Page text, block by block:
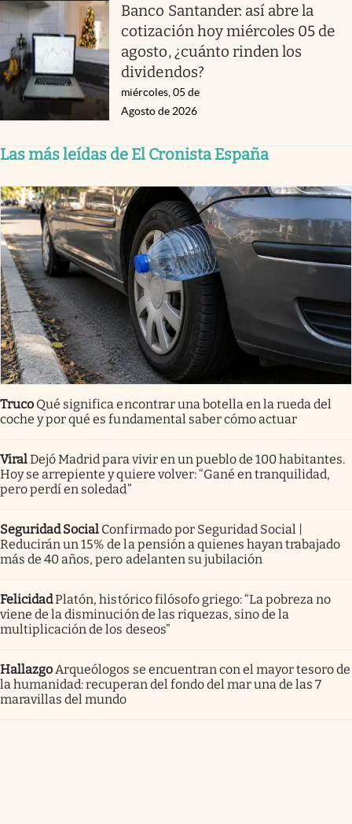
Banco Santander: así abre la
cotización hoy miércoles 05 de
agosto, ¿cuánto rinden los
dividendos?
miércoles, 05 de
Agosto de 2026
Las más leídas de El Cronista España
Truco Qué significa encontrar una botella en la rueda del
coche y por qué es fundamental saber cómo actuar
ViralDejó Madrid para vivir en un pueblo de 100 habitantes.
Hoy se arrepiente y quiere volver: “Gané en tranquilidad,
pero perdí en soledad”
Seguridad Social Confirmado por Seguridad Social |
Reducirán un 15% de la pensión a quienes hayan trabajado
más de 40 años, pero adelanten su jubilación
FelicidadPlatón, histórico filósofo griego: “La pobreza no
viene de la disminución de las riquezas, sino de la
multiplicación de los deseos”
Hallazgo Arqueólogos se encuentran con el mayor tesoro de
la humanidad: recuperan del fondo del mar una de las 7
maravillas del mundo